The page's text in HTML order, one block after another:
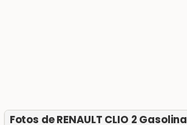
Fotos de RENAULT CLIO 2 Gasolina